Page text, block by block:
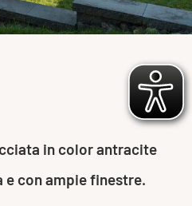
in color antracite
e con ampie finestre.